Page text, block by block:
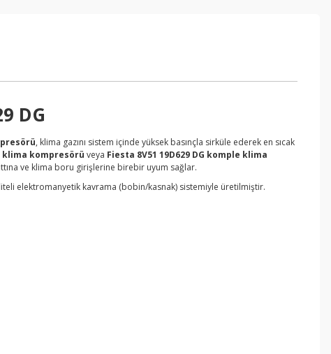
DG
, klima gazını sistem içinde yüksek basınçla sirküle ederek en sıcak
klima kompresörü veya Fiesta 8V51 19D629 DG komple klima
ve klima boru girişlerine birebir uyum sağlar.
elektromanyetik kavrama (bobin/kasnak) sistemiyle üretilmiştir.